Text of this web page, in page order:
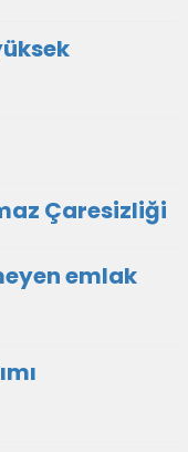
Çaresizliği
emlak